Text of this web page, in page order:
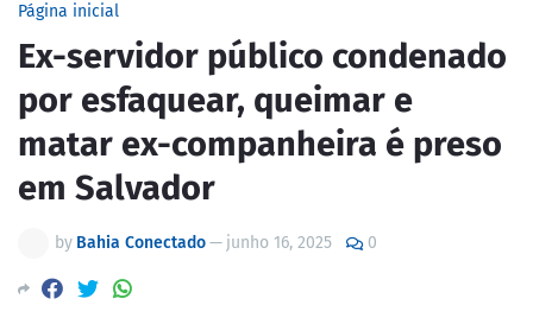
Página inicial
Ex-servidor público condenado
por esfaquear, queimar e
matar ex-companheira é preso
em Salvador
by Bahia Conectado— junho 16, 2025 0